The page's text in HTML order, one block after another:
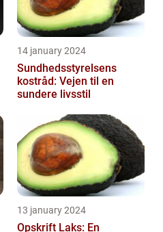
14 january 2024
Sundhedsstyrelsens
kostråd: Vejen til en
sundere livsstil
13 january 2024
Opskrift Laks: En